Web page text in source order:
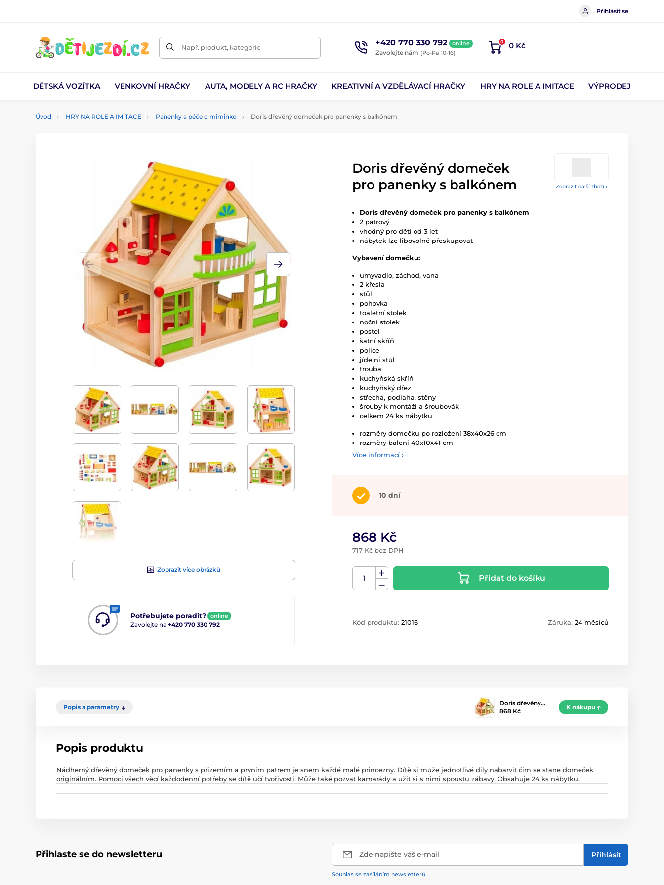
Přihlásit se
Např. produkt, kategorie +420 770 330 792 online
Zavolejte nám (Po-Pá 10-16)
0 0 Kč
DĚTSKÁ VOZÍTKA VENKOVNÍ HRAČKY AUTA, MODELY A RC HRAČKY KREATIVNÍ A VZDĚLÁVACÍ HRAČKY HRY NA ROLE A IMITACE VÝPRODEJ
Úvod HRY NA ROLE A IMITACE Panenky a péče o miminko Doris dřevěný domeček pro panenky s balkónem
Zobrazit další zboží ›
Zobrazit více obrázků
Potřebujete poradit? online
Zavolejte na +420 770 330 792
Doris dřevěný domeček
pro panenky s balkónem
Doris dřevěný domeček pro panenky s balkónem
2 patrový
vhodný pro děti od 3 let
nábytek lze libovolně přeskupovat
Vybavení domečku:
umyvadlo, záchod, vana
2 křesla
stůl
pohovka
toaletní stolek
noční stolek
postel
šatní skříň
police
jídelní stůl
trouba
kuchyňská skříň
kuchyňský dřez
střecha, podlaha, stěny
šrouby k montáži a šroubovák
celkem 24 ks nábytku
rozměry domečku po rozložení 38x40x26 cm
rozměry balení 40x10x41 cm
Více informací ›
10 dní
868 Kč
717 Kč bez DPH
Přidat do košíku
Kód produktu: 21016 Záruka: 24 měsíců
Popis a parametry
Doris dřevěný…
868 Kč
K nákupu
Popis produktu
Nádherný dřevěný domeček pro panenky s přízemím a prvním patrem je snem každé malé princezny. Dítě si může jednotlivé díly nabarvit čím se stane domeček
originálním. Pomocí všech věcí každodenní potřeby se dítě učí tvořivosti. Může také pozvat kamarády a užít si s nimi spoustu zábavy. Obsahuje 24 ks nábytku.
Přihlaste se do newsletteru Zde napište váš e-mail Přihlásit
Souhlas se zasíláním newsletterů